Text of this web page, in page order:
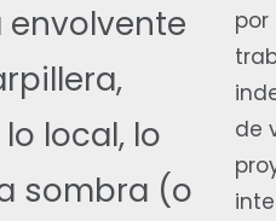
envolvente
local, lo
sombra (o
por
de